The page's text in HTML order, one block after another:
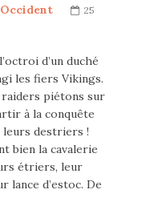
Occident
25
d’un duché
les fiers Vikings.
piétons sur
à la conquête
destriers !
bien la cavalerie
étriers, leur
lance d’estoc. De